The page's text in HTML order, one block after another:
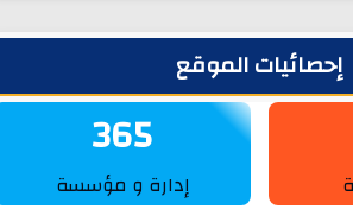
إحصائيات الموقع
365
إدارة و مؤسسة